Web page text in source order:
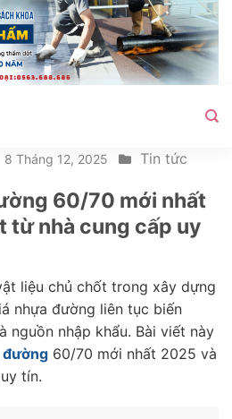
8 Tháng 12, 2025 Tin tức
60/70 mới nhất
từ nhà cung cấp uy
liệu chủ chốt trong xây dựng
nhựa đường liên tục biến
nguồn nhập khẩu. Bài viết này
đường 60/70 mới nhất 2025 và
tín.